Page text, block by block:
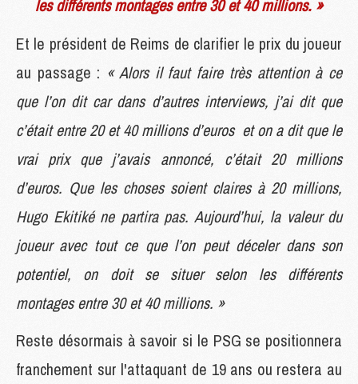
les différents montages entre 30 et 40 millions. »
Et le président de Reims de clarifier le prix du joueur
au passage : « Alors il faut faire très attention à ce
que l’on dit car dans d’autres interviews, j’ai dit que
c’était entre 20 et 40 millions d’euros et on a dit que le
vrai prix que j’avais annoncé, c’était 20 millions
d’euros. Que les choses soient claires à 20 millions,
Hugo Ekitiké ne partira pas. Aujourd’hui, la valeur du
joueur avec tout ce que l’on peut déceler dans son
potentiel, on doit se situer selon les différents
montages entre 30 et 40 millions. »
Reste désormais à savoir si le PSG se positionnera
franchement sur l'attaquant de 19 ans ou restera au